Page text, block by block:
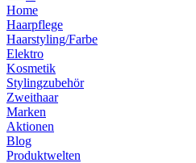
Home
Haarpflege
Haarstyling/Farbe
Elektro
Kosmetik
Stylingzubehör
Zweithaar
Marken
Aktionen
Blog
Produktwelten